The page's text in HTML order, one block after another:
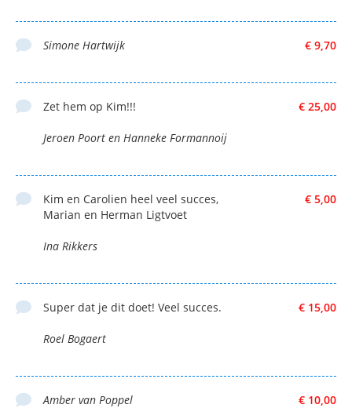
€ 9,70
Simone Hartwijk
€ 25,00
Zet hem op Kim!!!
Jeroen Poort en Hanneke Formannoij
€ 5,00
Kim en Carolien heel veel succes,
Marian en Herman Ligtvoet
Ina Rikkers
€ 15,00
Super dat je dit doet! Veel succes.
Roel Bogaert
€ 10,00
Amber van Poppel